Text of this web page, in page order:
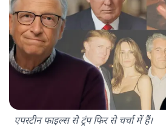
एपस्टीन फाइल्स से ट्रंप फिर से चर्चा में हैं।